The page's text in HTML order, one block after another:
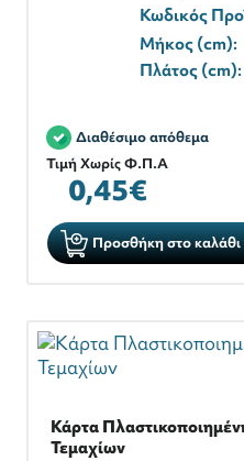
Κωδικός
Μήκος (cm):
Πλάτος (cm):
Διαθέσιμο απόθεμα
Τιμή Χωρίς Φ.Π.Α
0,45€
Προσθήκη στο καλάθι
Κάρτα
Τεμαχίων